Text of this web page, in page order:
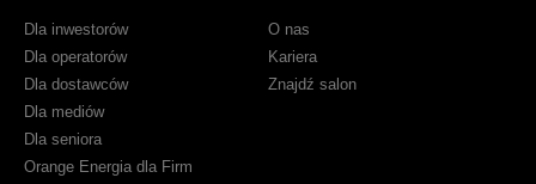
Dla inwestorów
Dla operatorów
Dla dostawców
Dla mediów
Dla seniora
Orange Energia dla Firm
O nas
Kariera
Znajdź salon